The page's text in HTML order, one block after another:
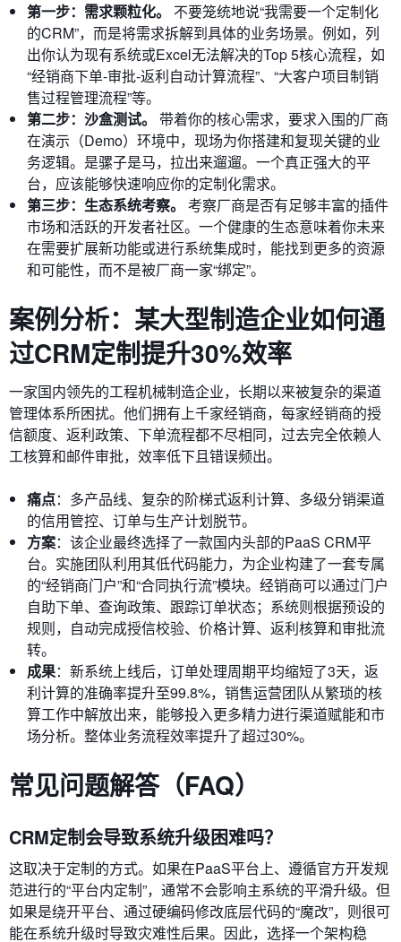
第一步：需求颗粒化。
不要笼统地说“我需要一个定制化
的CRM”，而是将需求拆解到具体的业务场景。例如，列
出你认为现有系统或Excel无法解决的Top 5核心流程，如
“经销商下单-审批-返利自动计算流程”、“大客户项目制销
售过程管理流程”等。
第二步：沙盒测试。 带着你的核心需求，要求入围的厂商
在演示（Demo）环境中，现场为你搭建和复现关键的业
务逻辑。是骡子是马，拉出来遛遛。一个真正强大的平
台，应该能够快速响应你的定制化需求。
第三步：生态系统考察。 考察厂商是否有足够丰富的插件
市场和活跃的开发者社区。一个健康的生态意味着你未来
在需要扩展新功能或进行系统集成时，能找到更多的资源
和可能性，而不是被厂商一家“绑定”。
案例分析：某大型制造企业如何通
过CRM定制提升30%效率
一家国内领先的工程机械制造企业，长期以来被复杂的渠道
管理体系所困扰。他们拥有上千家经销商，每家经销商的授
信额度、返利政策、下单流程都不尽相同，过去完全依赖人
工核算和邮件审批，效率低下且错误频出。
痛点：多产品线、复杂的阶梯式返利计算、多级分销渠道
的信用管控、订单与生产计划脱节。
方案：该企业最终选择了一款国内头部的PaaS CRM平
台。实施团队利用其低代码能力，为企业构建了一套专属
的“经销商门户”和“合同执行流”模块。经销商可以通过门户
自助下单、查询政策、跟踪订单状态；系统则根据预设的
规则，自动完成授信校验、价格计算、返利核算和审批流
转。
成果：新系统上线后，订单处理周期平均缩短了3天，返
利计算的准确率提升至99.8%，销售运营团队从繁琐的核
算工作中解放出来，能够投入更多精力进行渠道赋能和市
场分析。整体业务流程效率提升了超过30%。
常见问题解答（FAQ）
CRM定制会导致系统升级困难吗？
这取决于定制的方式。如果在PaaS平台上、遵循官方开发规
范进行的“平台内定制”，通常不会影响主系统的平滑升级。但
如果是绕开平台、通过硬编码修改底层代码的“魔改”，则很可
能在系统升级时导致灾难性后果。因此，选择一个架构稳